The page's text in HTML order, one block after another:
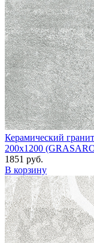
Керамический
200x1200
1851 руб.
В корзину